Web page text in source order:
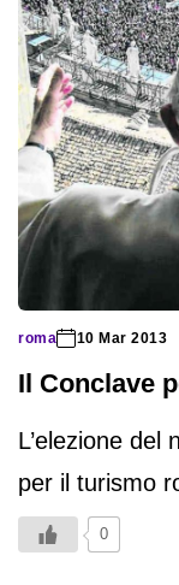
roma 10 Mar 2013
Il Conclave
L’elezione del
per il turismo
0